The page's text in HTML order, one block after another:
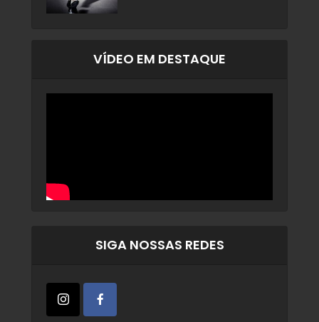
VÍDEO EM DESTAQUE
SIGA NOSSAS REDES